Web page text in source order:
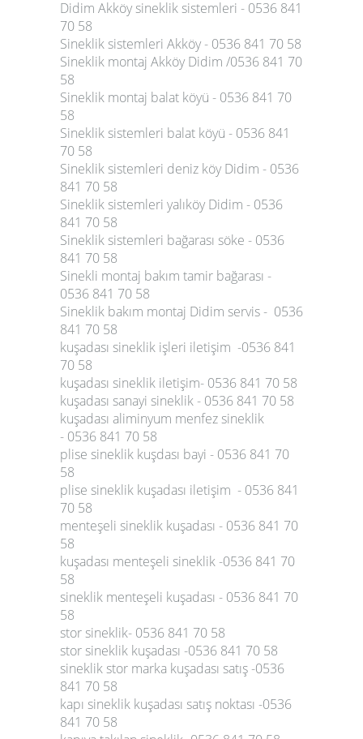
Didim Akköy sineklik sistemleri - 0536 841
70 58
Sineklik sistemleri Akköy - 0536 841 70 58
Sineklik montaj Akköy Didim /0536 841 70
58
Sineklik montaj balat köyü - 0536 841 70
58
Sineklik sistemleri balat köyü - 0536 841
70 58
Sineklik sistemleri deniz köy Didim - 0536
841 70 58
Sineklik sistemleri yalıköy Didim - 0536
841 70 58
Sineklik sistemleri bağarası söke - 0536
841 70 58
Sinekli montaj bakım tamir bağarası -
0536 841 70 58
Sineklik bakım montaj Didim servis - 0536
841 70 58
kuşadası sineklik işleri iletişim -0536 841
70 58
kuşadası sineklik iletişim- 0536 841 70 58
kuşadası sanayi sineklik - 0536 841 70 58
kuşadası aliminyum menfez sineklik
- 0536 841 70 58
plise sineklik kuşdası bayi - 0536 841 70
58
plise sineklik kuşadası iletişim - 0536 841
70 58
menteşeli sineklik kuşadası - 0536 841 70
58
kuşadası menteşeli sineklik -0536 841 70
58
sineklik menteşeli kuşadası - 0536 841 70
58
stor sineklik- 0536 841 70 58
stor sineklik kuşadası -0536 841 70 58
sineklik stor marka kuşadası satış -0536
841 70 58
kapı sineklik kuşadası satış noktası -0536
841 70 58